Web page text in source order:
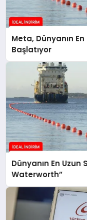
Meta, Dünyanın
Başlatıyor
Dünyanın En Uzun
Waterworth”